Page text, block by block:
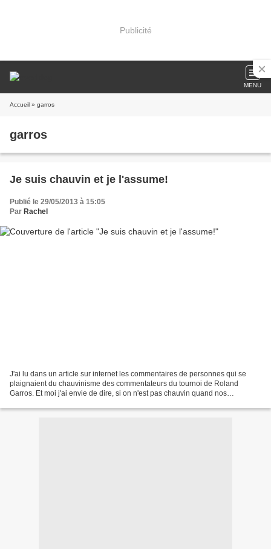
Publicité
MENU
Accueil » garros
garros
Je suis chauvin et je l'assume!
Publié le 29/05/2013 à 15:05
Par Rachel
J'ai lu dans un article sur internet les commentaires de personnes qui se
plaignaient du chauvinisme des commentateurs du tournoi de Roland
Garros. Et moi j'ai envie de dire, si on n'est pas chauvin quand nos